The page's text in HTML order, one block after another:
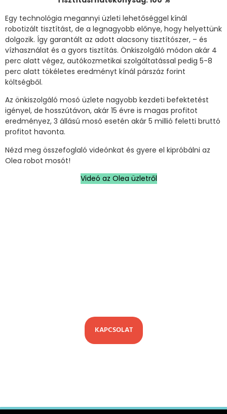
Egy technológia megannyi üzleti lehetőséggel kínál
robotizált tisztítást, de a legnagyobb előnye, hogy helyettünk
dolgozik. Így garantált az adott alacsony tisztítószer, – és
vízhasználat és a gyors tisztítás. Önkiszolgáló módon akár 4
perc alatt végez, autókozmetikai szolgáltatással pedig 5-8
perc alatt tökéletes eredményt kínál párszáz forint
költségből.
Az önkiszolgáló mosó üzlete nagyobb kezdeti befektetést
igényel, de hosszútávon, akár 15 évre is magas profitot
eredményez, 3 állású mosó esetén akár 5 millió feletti bruttó
profitot havonta.
Nézd meg összefoglaló videónkat és gyere el kipróbálni az
Olea robot mosót!
Videó az Olea üzletről
KAPCSOLAT